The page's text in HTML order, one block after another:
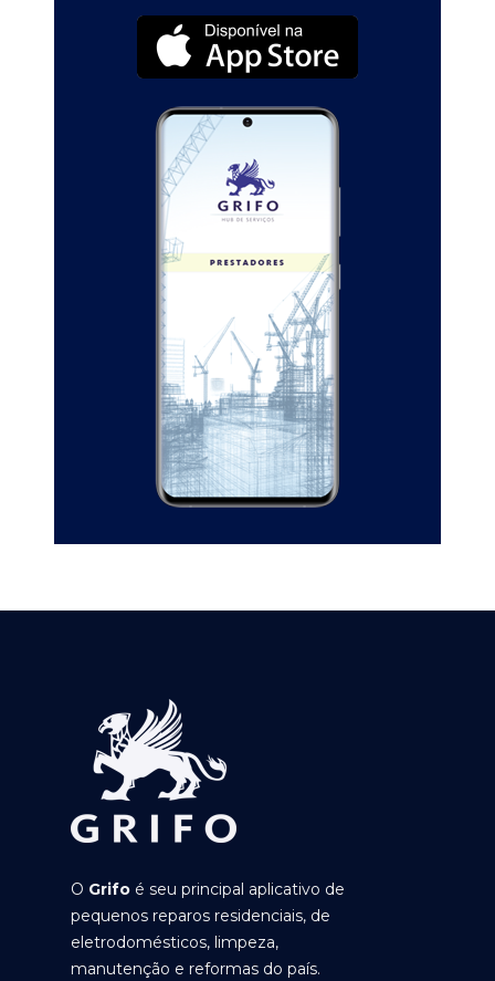
O Grifo é seu principal aplicativo de
pequenos reparos residenciais, de
eletrodomésticos, limpeza,
manutenção e reformas do país.